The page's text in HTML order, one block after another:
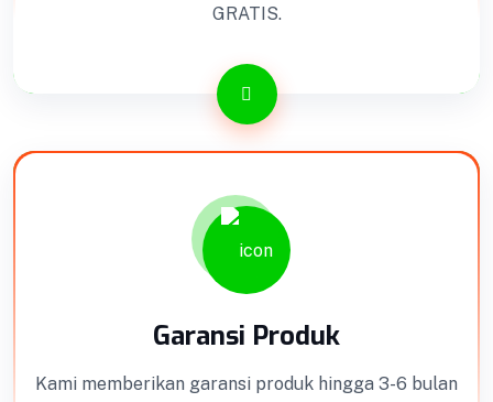
GRATIS.
Garansi Produk
Kami memberikan garansi produk hingga 3-6 bulan